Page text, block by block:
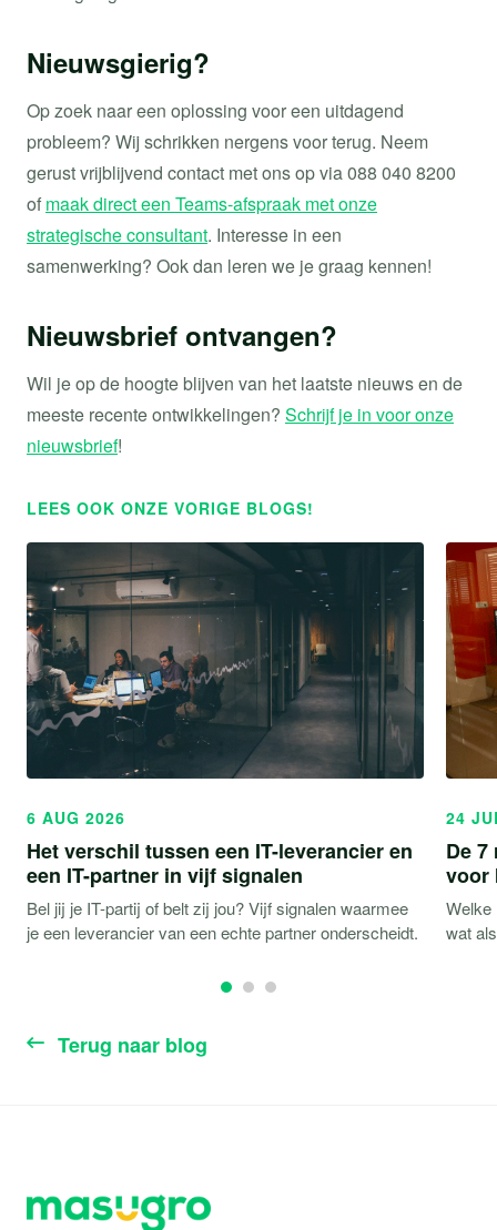
Nieuwsgierig?
Op zoek naar een oplossing voor een uitdagend
probleem? Wij schrikken nergens voor terug. Neem
gerust vrijblijvend contact met ons op via 088 040 8200
of maak direct een Teams-afspraak met onze
strategische consultant. Interesse in een
samenwerking? Ook dan leren we je graag kennen!
Nieuwsbrief ontvangen?
Wil je op de hoogte blijven van het laatste nieuws en de
meeste recente ontwikkelingen? Schrijf je in voor onze
nieuwsbrief!
LEES OOK ONZE VORIGE BLOGS!
6 AUG 2026
Het verschil tussen een IT-leverancier en
een IT-partner in vijf signalen
Bel jij je IT-partij of belt zij jou? Vijf signalen waarmee
je een leverancier van een echte partner onderscheidt.
24
De
voor
Welke
wat
Terug naar blog